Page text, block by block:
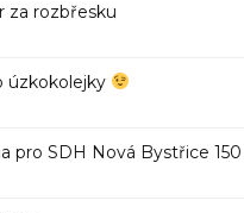
za rozbřesku
úzkokolejky
pro SDH Nová Bystřice